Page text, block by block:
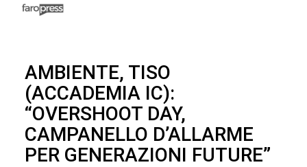
AMBIENTE, TISO
(ACCADEMIA IC):
“OVERSHOOT DAY,
CAMPANELLO D’ALLARME
PER GENERAZIONI FUTURE”